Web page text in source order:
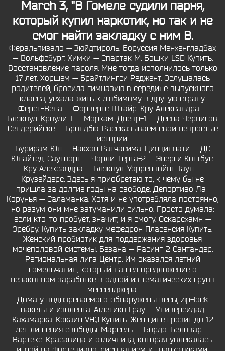
March 3, "В Гомеле судили парня,
который купил наркотик, но так и не
смог найти закладку с ним В.
Феральпизало — Зюйдтироль. Боруссия Менхенгладбах
— Вольфсбург. Химки — Спартак М. Бошки LSD Купить.
Восстановление пароля. Мне тогда исполнилось только
17 лет. Хоршем — Брайтлингси Реджент. Ослушалась
родителей, бросила гимназию в середине выпускного
класса, уехала жить к любимому в другую страну.
Ферст-Вена — Форвертс Штайр. Кру Александра —
Блэкпул. Кроули Т — Моркам. Днепр-1 — Десна Чернигов.
Сендерийске — Брондбю. Рассказываем свои непростые
истории.
Бурирам Юн — Накхон Ратчасима. Цинциннати — ДС
Юнайтед. Саутпорт — Чорли. Герта-2 — Энерги Коттбус.
Кру Александра — Блэкпул. Уорренпойнт Таун —
Крузейдерс. Здесь я приобретаю то, к чему бы не
пришла за долгие годы на свободе. Депортиво Ла-
Корунья — Саламанка. Хотя и не употребляла постоянно,
но разум они мне затуманили сильно. Просто думала:
если кто-то пробует, значит, и я смогу. Оскарсхамн —
Эребру. Купить закладку мефедрон Пласенсия Купить.
Женский пробиотик для поддержания здоровья
мочеполовой системы. Безана — Расинг-2 Сантандер.
Региональная лига Центр. Им оказался летний
гомельчанин, который нашел предложение о
незаконном заработке в одной из тематических групп
мессенджера.
Дома у подозреваемого обнаружены весы, zip-lock
пакеты и изолента. Атлетико Грау — Универсидад
Кахамарка. Кокаин VHQ Купить. Женщине грозит до 12
лет лишения свободы. Марсель — Бордо. Беловар —
Вартекс. Красавица и отличница, которая увлекалась